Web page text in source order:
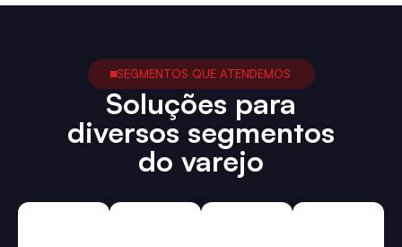
SEGMENTOS QUE ATENDEMOS
Soluções para
diversos segmentos
do varejo